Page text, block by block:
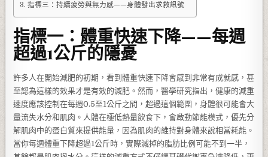
指標三：持續疲勞與無力感——身體發出求救訊號
指標一：體重快速下降——每週
超過1公斤的隱憂
許多人在開始減肥的初期，看到體重快速下降會感到非常有成就感，甚
至認為這樣的效果才是有效的減肥。然而，醫學研究指出，健康的減重
速度應該控制在每週0.5至1公斤之間，超過這個範圍，身體很可能會大
量流失水分和肌肉。人體在極低熱量飲食下，會啟動節能模式，優先分
解肌肉中的蛋白質來提供能量，因為肌肉的維持對身體來說相當耗能。
當你每週體重下降超過1公斤時，實際減掉的脂肪比例可能不到一半，